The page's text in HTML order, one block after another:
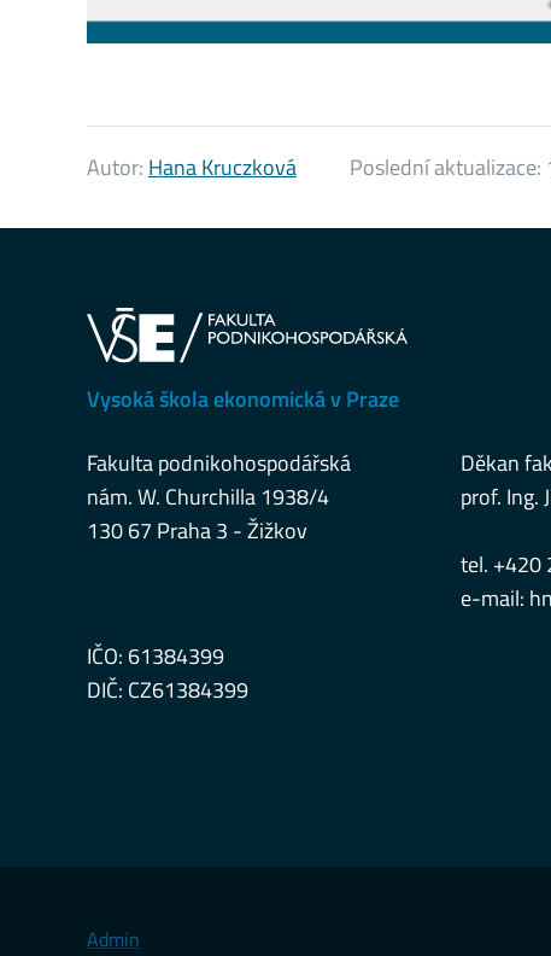
Autor:Hana Kruczková Poslední aktualizace:
Vysoká škola ekonomická v Praze
Fakulta podnikohospodářská
nám. W. Churchilla 1938/4
130 67 Praha 3 - Žižkov
Děkan
prof. Ing.
tel. +420
e-mail:
IČO: 61384399
DIČ: CZ61384399
Admin